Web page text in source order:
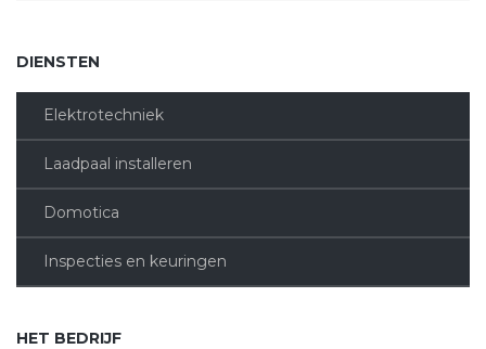
DIENSTEN
Elektrotechniek
Laadpaal installeren
Domotica
Inspecties en keuringen
HET BEDRIJF